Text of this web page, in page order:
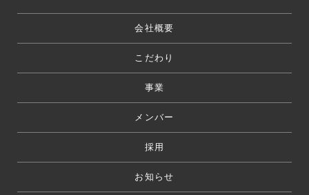
会社概要
こだわり
事業
メンバー
採用
お知らせ